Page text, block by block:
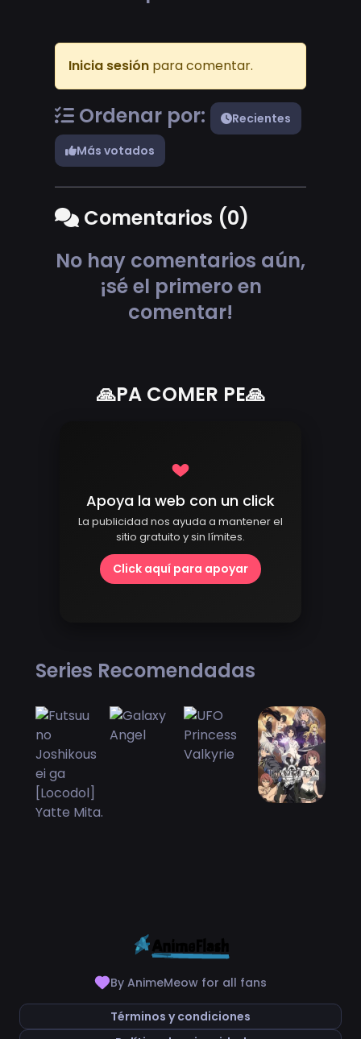
Inicia sesión para comentar.
Ordenar por:
Recientes
Más votados
Comentarios (0)
No hay comentarios aún,
¡sé el primero en
comentar!
🙏PA COMER PE🙏
Apoya la web con un click
La publicidad nos ayuda a mantener el
sitio gratuito y sin límites.
Click aquí para apoyar
Series Recomendadas
By AnimeMeow for all fans
Términos y condiciones